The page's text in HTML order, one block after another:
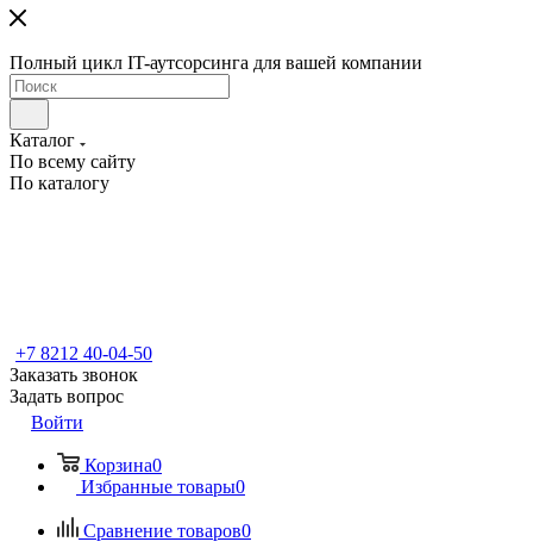
Полный цикл IT-аутсорсинга для вашей компании
Каталог
По всему сайту
По каталогу
+7 8212 40-04-50
Заказать звонок
Задать вопрос
Войти
Корзина0
Избранные товары0
Сравнение товаров0